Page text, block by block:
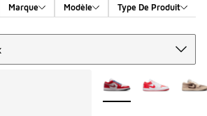
Marque Modèle Type De Produit
Plus de couleurs